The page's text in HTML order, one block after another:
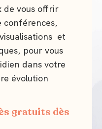
de vous offrir
conférences,
et
pour vous
dans votre
évolution
gratuits dès